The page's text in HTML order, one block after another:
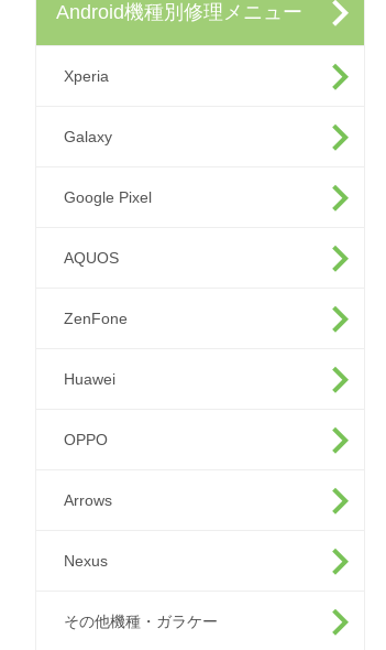
Android機種別修理メニュー
Xperia
Galaxy
Google Pixel
AQUOS
ZenFone
Huawei
OPPO
Arrows
Nexus
その他機種・ガラケー